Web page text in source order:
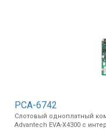
PCA-6742
Слотовый одноплатный
Advantech EVA-X4300 с